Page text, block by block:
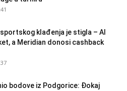
klađenja je stigla – AI
a Meridian donosi cashback
bodove iz Podgorice: Đokaj